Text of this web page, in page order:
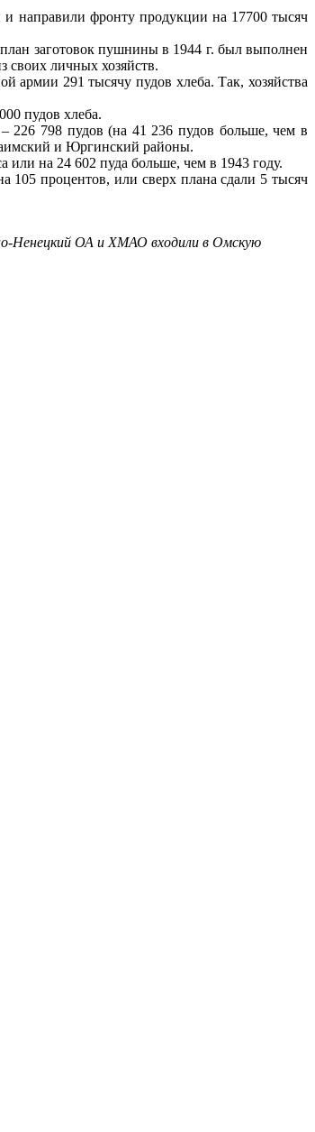
направили фронту продукции на 17700 тысяч
заготовок пушнины в 1944 г. был выполнен
своих личных хозяйств.
армии 291 тысячу пудов хлеба. Так, хозяйства
пудов хлеба.
226 798 пудов (на 41 236 пудов больше, чем в
и Юргинский районы.
или на 24 602 пуда больше, чем в 1943 году.
процентов, или сверх плана сдали 5 тысяч
Ненецкий ОА и ХМАО входили в Омскую